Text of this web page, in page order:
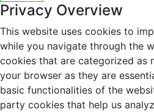
Privacy Overview
This website uses cookies to
while you navigate through the
cookies that are categorized as
your browser as they are
basic functionalities of the
party cookies that help us